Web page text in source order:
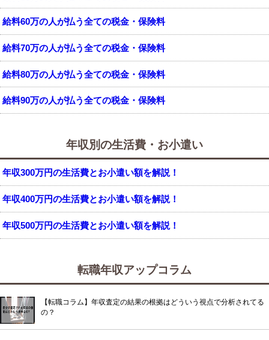
給料60万の人が払う全ての税金・保険料
給料70万の人が払う全ての税金・保険料
給料80万の人が払う全ての税金・保険料
給料90万の人が払う全ての税金・保険料
年収別の生活費・お小遣い
年収300万円の生活費とお小遣い額を解説！
年収400万円の生活費とお小遣い額を解説！
年収500万円の生活費とお小遣い額を解説！
転職年収アップコラム
【転職コラム】年収査定の結果の根拠はどういう視点で分析されてる
の？